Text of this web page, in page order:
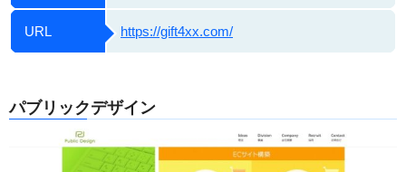
URL https://gift4xx.com/
パブリックデザイン